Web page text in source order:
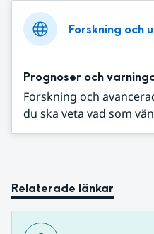
Forskning och
Prognoser och
Forskning och
du ska veta vad som
Relaterade länkar